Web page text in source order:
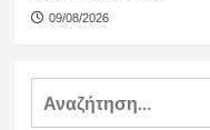
09/08/2026